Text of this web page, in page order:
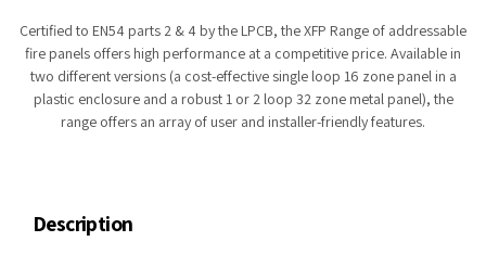
Certified to EN54 parts 2 & 4 by the LPCB, the XFP Range of addressable
fire panels offers high performance at a competitive price. Available in
two different versions (a cost-effective single loop 16 zone panel in a
plastic enclosure and a robust 1 or 2 loop 32 zone metal panel), the
range offers an array of user and installer-friendly features.
Description